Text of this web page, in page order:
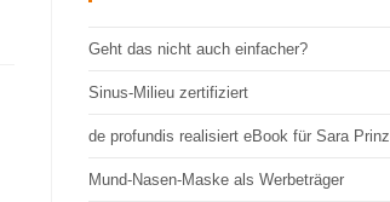
Geht das nicht auch einfacher?
Sinus-Milieu zertifiziert
de profundis realisiert eBook für Sara Prinz
Mund-Nasen-Maske als Werbeträger